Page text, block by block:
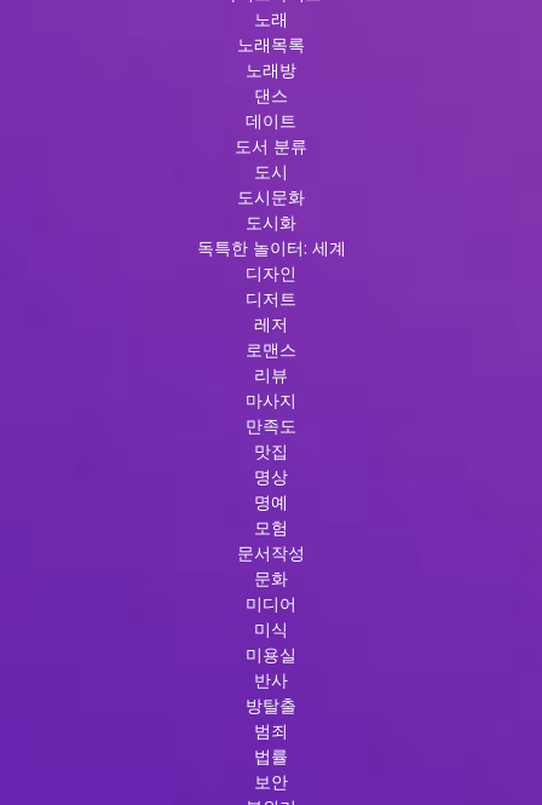
노래
노래목록
노래방
댄스
데이트
도서 분류
도시
도시문화
도시화
독특한 놀이터: 세계
디자인
디저트
레저
로맨스
리뷰
마사지
만족도
맛집
명상
명예
모험
문서작성
문화
미디어
미식
미용실
반사
방탈출
범죄
법률
보안